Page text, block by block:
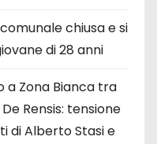
chiusa e si
di 28 anni
a Zona Bianca tra
Rensis: tensione
di Alberto Stasi e